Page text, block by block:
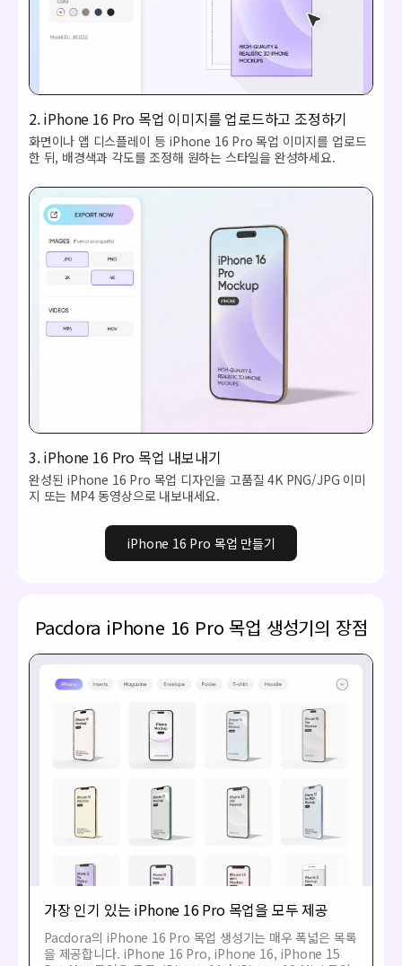
2. iPhone 16 Pro 목업 이미지를 업로드하고 조정하기
화면이나 앱 디스플레이 등 iPhone 16 Pro 목업 이미지를 업로드
한 뒤, 배경색과 각도를 조정해 원하는 스타일을 완성하세요.
3. iPhone 16 Pro 목업 내보내기
완성된 iPhone 16 Pro 목업 디자인을 고품질 4K PNG/JPG 이미
지 또는 MP4 동영상으로 내보내세요.
iPhone 16 Pro 목업 만들기
Pacdora iPhone 16 Pro 목업 생성기의 장점
가장 인기 있는 iPhone 16 Pro 목업을 모두 제공
Pacdora의 iPhone 16 Pro 목업 생성기는 매우 폭넓은 목록
을 제공합니다. iPhone 16 Pro, iPhone 16, iPhone 15